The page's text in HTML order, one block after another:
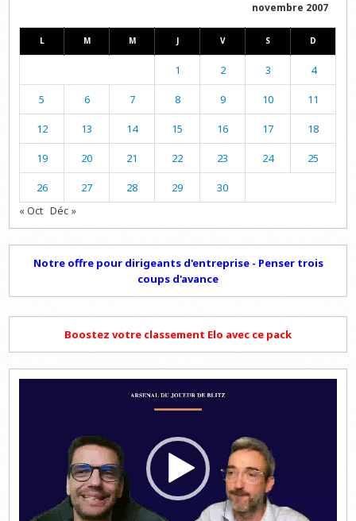
novembre 2007
L M M J V S D
1 2 3 4
5 6 7 8 9 10 11
12 13 14 15 16 17 18
19 20 21 22 23 24 25
26 27 28 29
30
« Oct Déc »
Notre offre pour dirigeants d'entreprise - Penser trois
coups d'avance
Boostez votre classement Elo avec ce pack